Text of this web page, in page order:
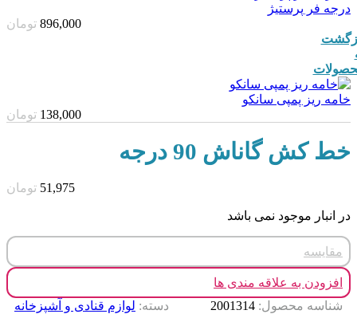
درجه فر پرستیژ
896,000 تومان
خامه ریز پمپی سانکو
138,000 تومان
خط کش گاناش 90 درجه
51,975 تومان
در انبار موجود نمی باشد
مقایسه
افزودن به علاقه مندی ها
شناسه محصول: 2001314 دسته: لوازم قنادی و آشپزخانه